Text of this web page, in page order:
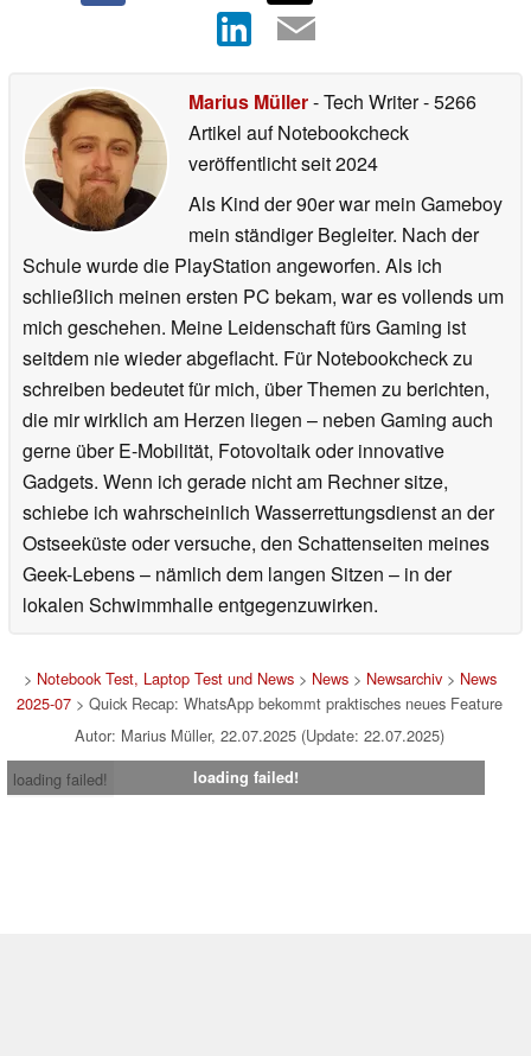
Marius Müller- Tech Writer- 5266
Artikel auf Notebookcheck
veröffentlichtseit 2024
Als Kind der 90er war mein Gameboy
mein ständiger Begleiter. Nach der
Schule wurde die PlayStation angeworfen. Als ich
schließlich meinen ersten PC bekam, war es vollends um
mich geschehen. Meine Leidenschaft fürs Gaming ist
seitdem nie wieder abgeflacht. Für Notebookcheck zu
schreiben bedeutet für mich, über Themen zu berichten,
die mir wirklich am Herzen liegen – neben Gaming auch
gerne über E-Mobilität, Fotovoltaik oder innovative
Gadgets. Wenn ich gerade nicht am Rechner sitze,
schiebe ich wahrscheinlich Wasserrettungsdienst an der
Ostseeküste oder versuche, den Schattenseiten meines
Geek-Lebens – nämlich dem langen Sitzen – in der
lokalen Schwimmhalle entgegenzuwirken.
> Notebook Test, Laptop Test und News> News> Newsarchiv> News
2025-07 > Quick Recap: WhatsApp bekommt praktisches neues Feature
Autor: Marius Müller, 22.07.2025 (Update: 22.07.2025)
loading failed!
loading failed!